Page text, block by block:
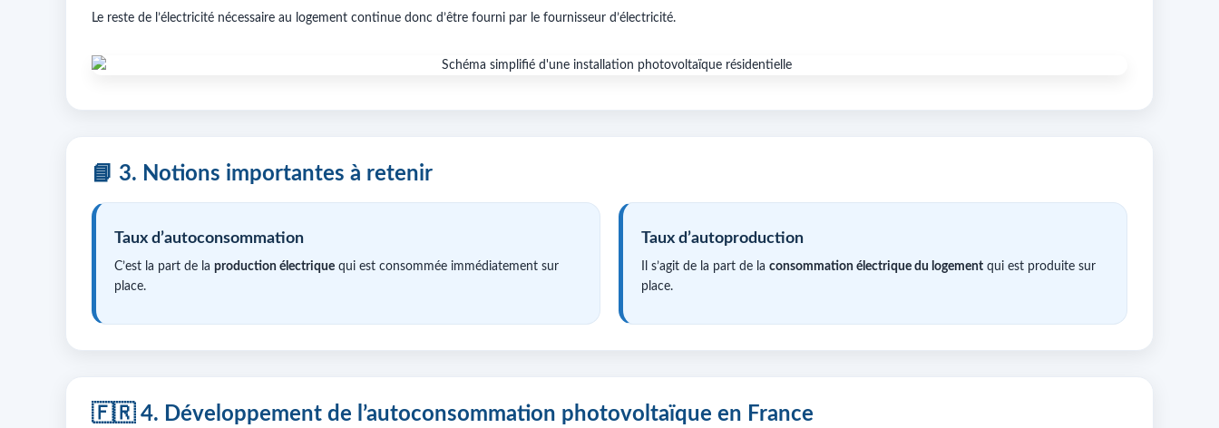
Le reste de l’électricité nécessaire au logement continue donc d’être fourni par le fournisseur d’électricité.
📘 3. Notions importantes à retenir
Taux d’autoconsommation
C’est la part de la production électrique qui est consommée immédiatement sur
place.
Taux d’autoproduction
Il s’agit de la part de la consommation électrique du logement qui est produite sur
place.
🇫🇷 4. Développement de l’autoconsommation photovoltaïque en France